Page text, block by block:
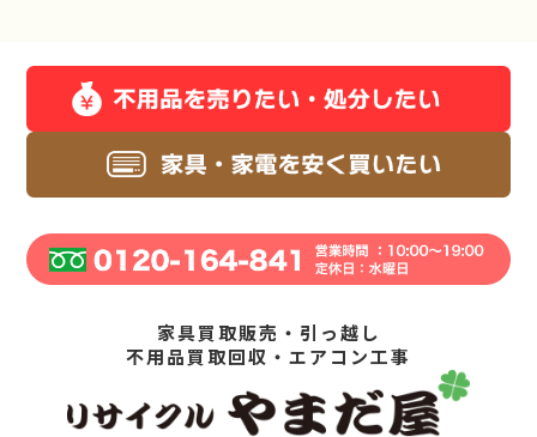
家具買取販売・引っ越し
不用品買取回収・エアコン工事